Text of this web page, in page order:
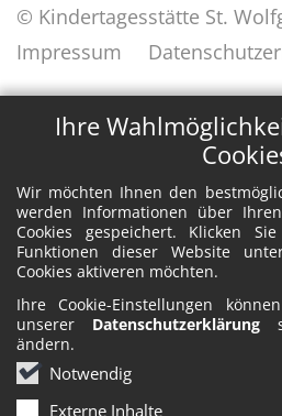
Ihre
Wir möchten Ihnen den
werden Informationen über
Cookies gespeichert. Klicken
Funktionen dieser Website
Cookies aktiveren möchten.
Ihre Cookie-Einstellungen
unserer Datenschutzerklärung
ändern.
Notwendig
Externe Inhalte
© Kindertagesstätte St.
Impressum